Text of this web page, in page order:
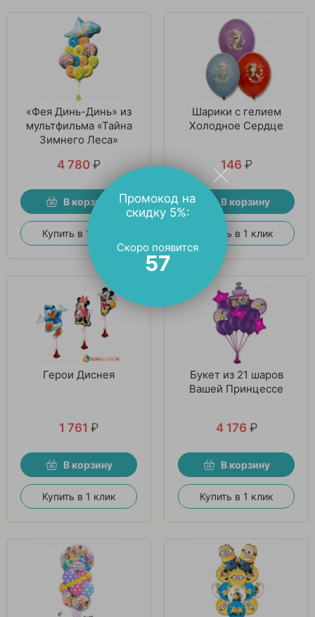
«Фея Динь-Динь» из
мультфильма «Тайна
Зимнего Леса»
4 780 ₽
В корзину
Купить в 1 клик
Шарики с гелием
Холодное Сердце
146 ₽
В корзину
Купить в 1 клик
Герои Диснея
1 761 ₽
В корзину
Купить в 1 клик
Букет из 21 шаров
Вашей Принцессе
4 176 ₽
В корзину
Купить в 1 клик
Промокод на
скидку 5%:
Скоро появится
56